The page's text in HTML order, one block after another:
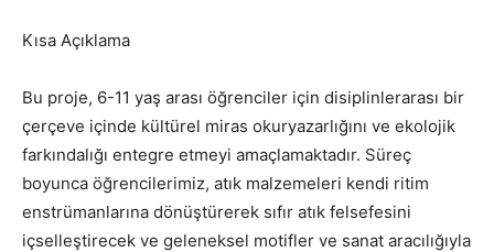
Kısa Açıklama
Bu proje, 6-11 yaş arası öğrenciler için disiplinlerarası bir
çerçeve içinde kültürel miras okuryazarlığını ve ekolojik
farkındalığı entegre etmeyi amaçlamaktadır. Süreç
boyunca öğrencilerimiz, atık malzemeleri kendi ritim
enstrümanlarına dönüştürerek sıfır atık felsefesini
içselleştirecek ve geleneksel motifler ve sanat aracılığıyla